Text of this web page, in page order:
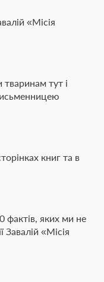
«Місія
тут і
книг та в
фактів, яких ми не
«Місія